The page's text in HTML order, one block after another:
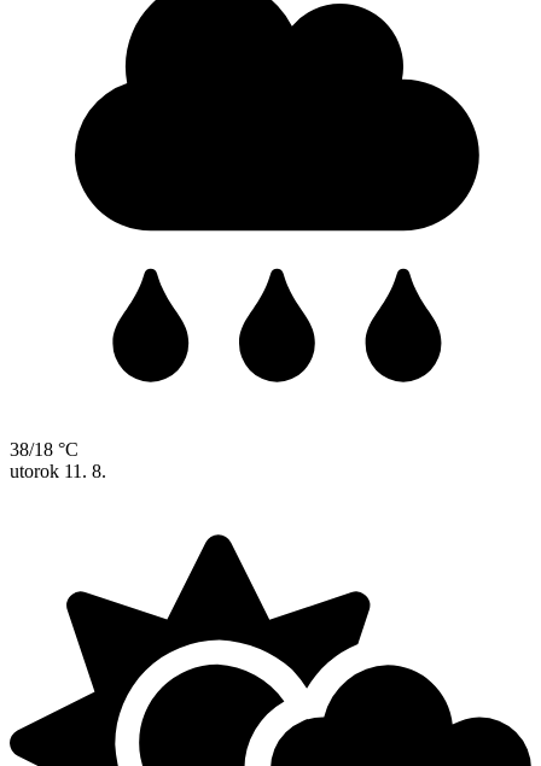
38/18 °C
utorok 11. 8.